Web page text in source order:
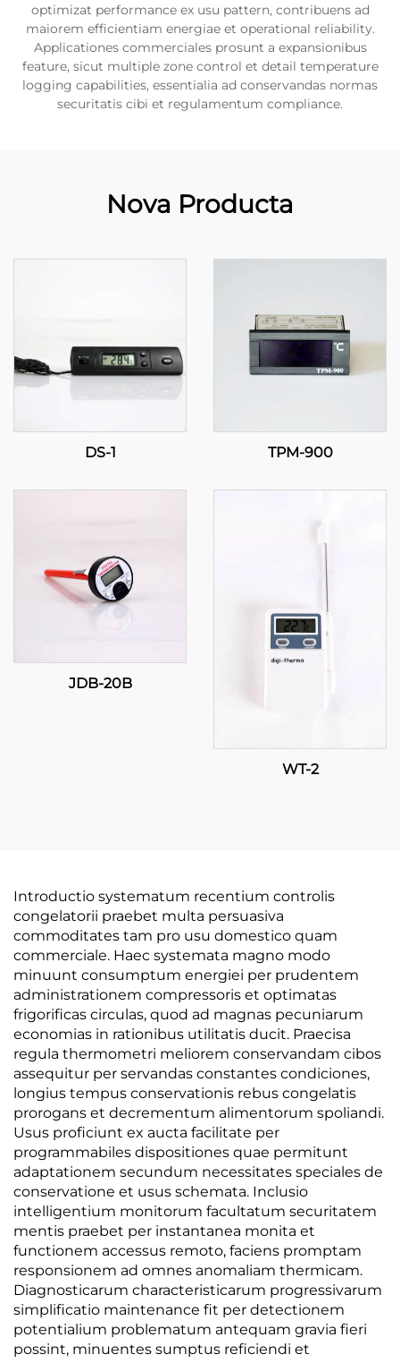
optimizat performance ex usu pattern, contribuens ad
maiorem efficientiam energiae et operational reliability.
Applicationes commerciales prosunt a expansionibus
feature, sicut multiple zone control et detail temperature
logging capabilities, essentialia ad conservandas normas
securitatis cibi et regulamentum compliance.
Nova Producta
DS-1 TPM-900
JDB-20B
WT-2
Introductio systematum recentium controlis
congelatorii praebet multa persuasiva
commoditates tam pro usu domestico quam
commerciale. Haec systemata magno modo
minuunt consumptum energiei per prudentem
administrationem compressoris et optimatas
frigorificas circulas, quod ad magnas pecuniarum
economias in rationibus utilitatis ducit. Praecisa
regula thermometri meliorem conservandam cibos
assequitur per servandas constantes condiciones,
longius tempus conservationis rebus congelatis
prorogans et decrementum alimentorum spoliandi.
Usus proficiunt ex aucta facilitate per
programmabiles dispositiones quae permitunt
adaptationem secundum necessitates speciales de
conservatione et usus schemata. Inclusio
intelligentium monitorum facultatum securitatem
mentis praebet per instantanea monita et
functionem accessus remoto, faciens promptam
responsionem ad omnes anomaliam thermicam.
Diagnosticarum characteristicarum progressivarum
simplificatio maintenance fit per detectionem
potentialium problematum antequam gravia fieri
possint, minuentes sumptus reficiendi et